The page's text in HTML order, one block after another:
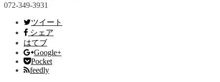
072-349-3931
ツイート
シェア
はてブ
Google+
Pocket
feedly